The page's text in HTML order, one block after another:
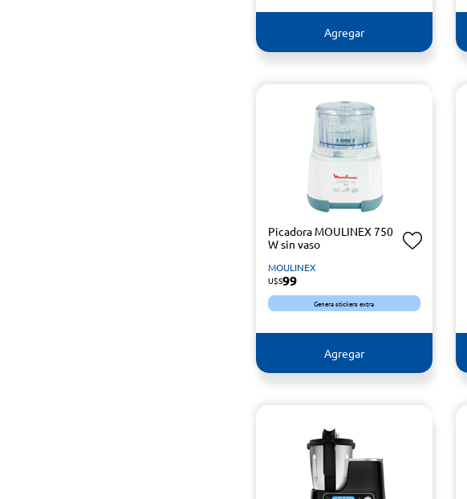
Agregar
Picadora MOULINEX 750
W sin vaso
MOULINEX
U$S99
Genera stickers extra
Agregar